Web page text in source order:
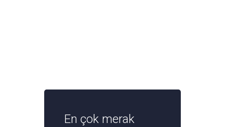
En çok merak